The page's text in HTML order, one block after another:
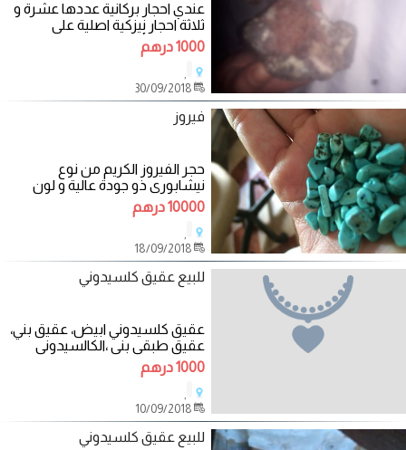
عندي احجار بركانية عددها عشرة و
ثلاثة احجار نيزكية اصلية على
المهتمين أو من يريد الشراء.
الاتصال
1000 درهم
,
فيروز
حجر الفيروز الكريم من نوع
نيشابوري ذو جودة عالية و لون
جميل كما اكد العلماء غير انه
يستعمل للزنا
10000 درهم
,
للبيع عقيق كلسيدوني
عقيق كلسيدوني ابيض، عقيق بني،
عقيق طبقي بني ،الكالسيدوني
،كالسيدوني.
1000 درهم
,
للبيع عقيق كلسيدوني